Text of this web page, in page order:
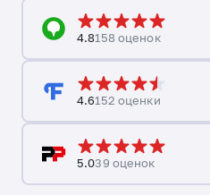
4.8158 оценок
4.6152 оценки
5.039 оценок